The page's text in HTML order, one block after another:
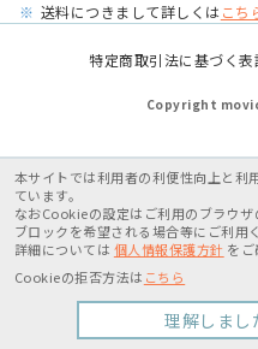
※ 送料につきまして詳しくはこち
特定商取引法に基づく表
Copyright
本サイトでは利用者の利便性向上と利
ています。
なおCookieの設定はご利用のブラウザ
ブロックを希望される場合等にご利用
詳細については 個人情報保護方針 をご
Cookieの拒否方法は こちら
理解しまし